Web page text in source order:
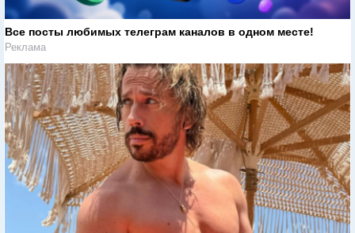
Все посты любимых телеграм каналов в одном месте!
Реклама